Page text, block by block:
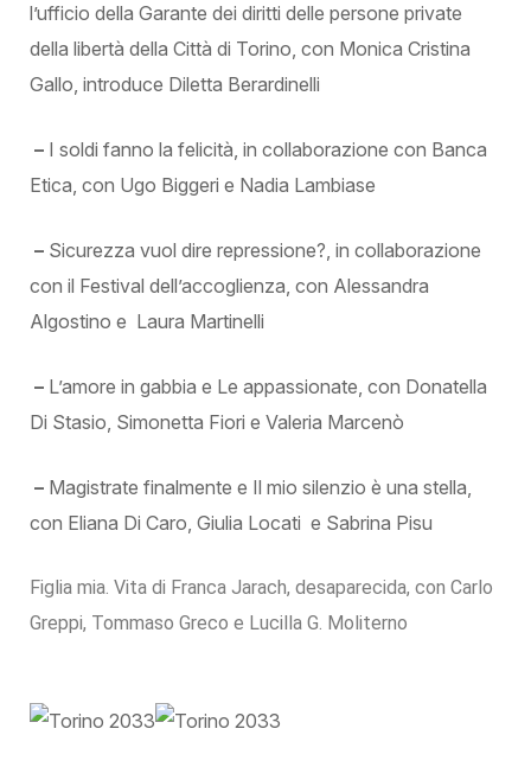
l’ufficio della Garante dei diritti delle persone private
della libertà della Città di Torino, con Monica Cristina
Gallo, introduce Diletta Berardinelli
– I soldi fanno la felicità, in collaborazione con Banca
Etica, con Ugo Biggeri e Nadia Lambiase
– Sicurezza vuol dire repressione?, in collaborazione
con il Festival dell’accoglienza, con Alessandra
Algostino e Laura Martinelli
– L’amore in gabbia e Le appassionate, con Donatella
Di Stasio, Simonetta Fiori e Valeria Marcenò
– Magistrate finalmente e Il mio silenzio è una stella,
con Eliana Di Caro, Giulia Locati e Sabrina Pisu
Figlia mia. Vita di Franca Jarach, desaparecida, con Carlo
Greppi, Tommaso Greco e Lucilla G. Moliterno